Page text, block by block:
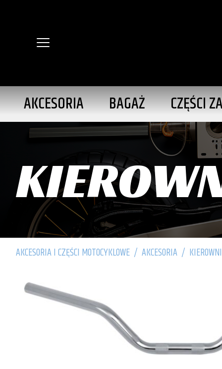
AKCESORIA BAGAŻ CZĘŚCI
AKCESORIA I CZĘŚCI MOTOCYKLOWE / AKCESORIA /